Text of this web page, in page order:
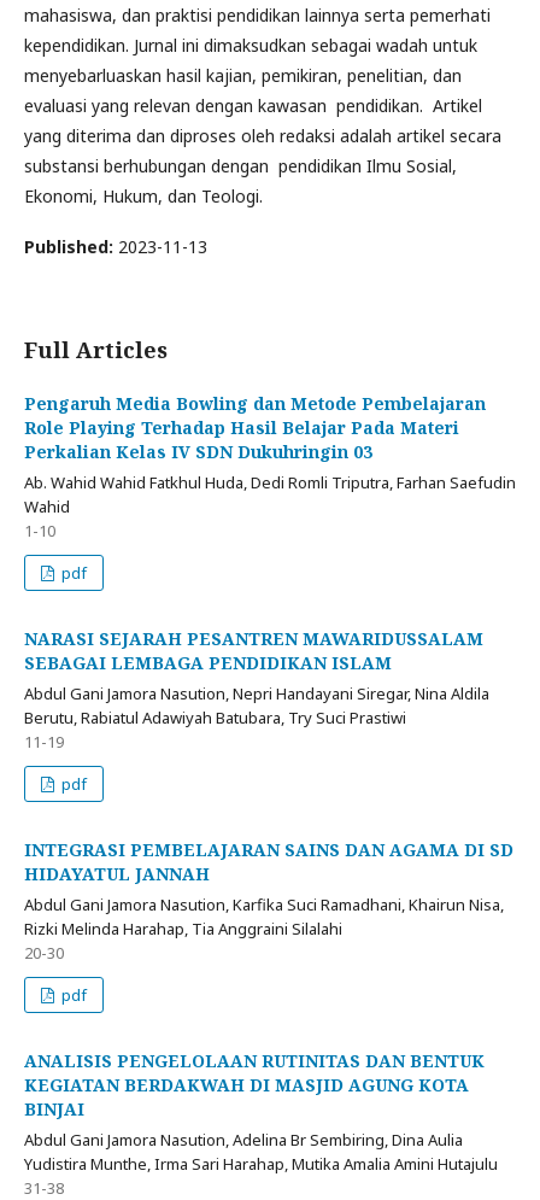
mahasiswa, dan praktisi pendidikan lainnya serta pemerhati
kependidikan. Jurnal ini dimaksudkan sebagai wadah untuk
menyebarluaskan hasil kajian, pemikiran, penelitian, dan
evaluasi yang relevan dengan kawasan pendidikan. Artikel
yang diterima dan diproses oleh redaksi adalah artikel secara
substansi berhubungan dengan pendidikan Ilmu Sosial,
Ekonomi, Hukum, dan Teologi.
Published: 2023-11-13
Full Articles
Pengaruh Media Bowling dan Metode Pembelajaran
Role Playing Terhadap Hasil Belajar Pada Materi
Perkalian Kelas IV SDN Dukuhringin 03
Ab. Wahid Wahid Fatkhul Huda, Dedi Romli Triputra, Farhan Saefudin
Wahid
1-10
pdf
NARASI SEJARAH PESANTREN MAWARIDUSSALAM
SEBAGAI LEMBAGA PENDIDIKAN ISLAM
Abdul Gani Jamora Nasution, Nepri Handayani Siregar, Nina Aldila
Berutu, Rabiatul Adawiyah Batubara, Try Suci Prastiwi
11-19
pdf
INTEGRASI PEMBELAJARAN SAINS DAN AGAMA DI SD
HIDAYATUL JANNAH
Abdul Gani Jamora Nasution, Karfika Suci Ramadhani, Khairun Nisa,
Rizki Melinda Harahap, Tia Anggraini Silalahi
20-30
pdf
ANALISIS PENGELOLAAN RUTINITAS DAN BENTUK
KEGIATAN BERDAKWAH DI MASJID AGUNG KOTA
BINJAI
Abdul Gani Jamora Nasution, Adelina Br Sembiring, Dina Aulia
Yudistira Munthe, Irma Sari Harahap, Mutika Amalia Amini Hutajulu
31-38